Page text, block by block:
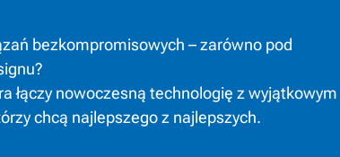
bezkompromisowych – zarówno pod
łączy nowoczesną technologię z wyjątkowym
chcą najlepszego z najlepszych.